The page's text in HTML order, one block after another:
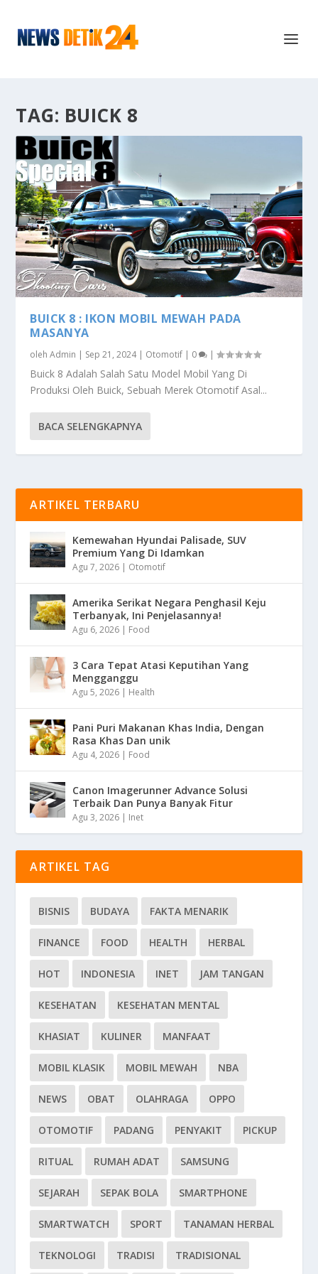
TAG: BUICK 8
BUICK 8 : IKON MOBIL MEWAH PADA
MASANYA
olehAdmin | Sep 21, 2024| Otomotif | 0 |
Buick 8 Adalah Salah Satu Model Mobil Yang Di
Produksi Oleh Buick, Sebuah Merek Otomotif Asal...
BACA SELENGKAPNYA
ARTIKEL TERBARU
Kemewahan Hyundai Palisade, SUV
Premium Yang Di Idamkan
Agu 7, 2026 | Otomotif
Amerika Serikat Negara Penghasil Keju
Terbanyak, Ini Penjelasannya!
Agu 6, 2026 | Food
3 Cara Tepat Atasi Keputihan Yang
Mengganggu
Agu 5, 2026 | Health
Pani Puri Makanan Khas India, Dengan
Rasa Khas Dan unik
Agu 4, 2026 | Food
Canon Imagerunner Advance Solusi
Terbaik Dan Punya Banyak Fitur
Agu 3, 2026 | Inet
ARTIKEL TAG
BISNIS BUDAYA FAKTA MENARIK
FINANCE FOOD HEALTH HERBAL
HOT INDONESIA INET JAM TANGAN
KESEHATAN KESEHATAN MENTAL
KHASIAT KULINER MANFAAT
MOBIL KLASIK MOBIL MEWAH NBA
NEWS OBAT OLAHRAGA OPPO
OTOMOTIF PADANG PENYAKIT PICKUP
RITUAL RUMAH ADAT SAMSUNG
SEJARAH SEPAK BOLA SMARTPHONE
SMARTWATCH SPORT TANAMAN HERBAL
TEKNOLOGI TRADISI TRADISIONAL